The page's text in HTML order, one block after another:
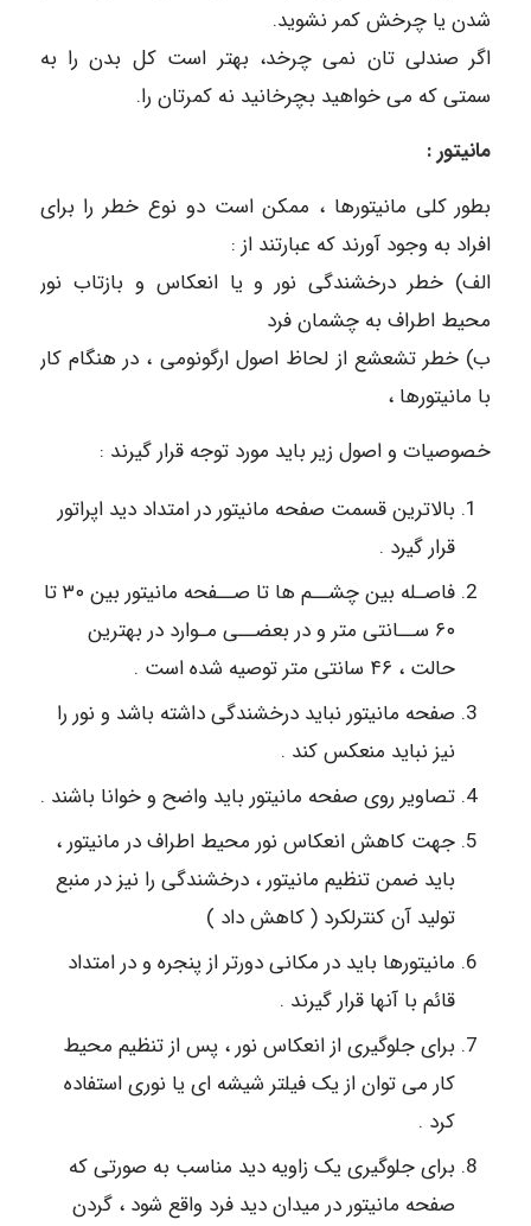
شدن یا چرخش کمر نشوید.
اگر صندلی تان نمی چرخد، بهتر است کل بدن را به
سمتی که می خواهید بچرخانید نه کمرتان را.
مانیتور :
بطور کلی مانیتورها ، ممکن است دو نوع خطر را برای
افراد به وجود آورند که عبارتند از :
الف) خطر درخشندگی نور و یا انعکاس و بازتاب نور
محیط اطراف به چشمان فرد
ب) خطر تشعشع از لحاظ اصول ارگونومی ، در هنگام کار
با مانیتورها ،
خصوصیات و اصول زیر باید مورد توجه قرار گیرند :
بالاترین قسمت صفحه مانیتور در امتداد دید اپراتور
قرار گیرد .
فاصـله بین چشــم ها تا صــفحه مانیتور بین ۳۰ تا
۶۰ ســانتی متر و در بعضــی مـوارد در بهترین
حالت ، ۴۶ سانتی متر توصیه شده است .
صفحه مانیتور نباید درخشندگی داشته باشد و نور را
نیز نباید منعکس کند .
تصاویر روی صفحه مانیتور باید واضح و خوانا باشند .
جهت کاهش انعکاس نور محیط اطراف در مانیتور ،
باید ضمن تنظیم مانیتور ، درخشندگی را نیز در منبع
تولید آن کنترلکرد ( کاهش داد )
مانیتورها باید در مکانی دورتر از پنجره و در امتداد
قائم با آنها قرار گیرند .
برای جلوگیری از انعکاس نور ، پس از تنظیم محیط
کار می توان از یک فیلتر شیشه ای یا نوری استفاده
کرد .
برای جلوگیری یک زاویه دید مناسب به صورتی که
صفحه مانیتور در میدان دید فرد واقع شود ، گردن